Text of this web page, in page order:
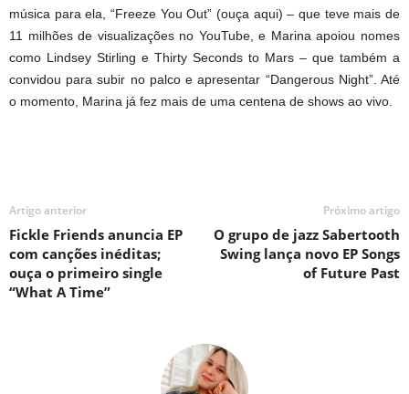
música para ela, “Freeze You Out” (ouça aqui) – que teve mais de
11 milhões de visualizações no YouTube, e Marina apoiou nomes
como Lindsey Stirling e Thirty Seconds to Mars – que também a
convidou para subir no palco e apresentar “Dangerous Night”. Até
o momento, Marina já fez mais de uma centena de shows ao vivo.
Artigo anterior
Fickle Friends anuncia EP
com canções inéditas;
ouça o primeiro single
“What A Time”
Próximo artigo
O grupo de jazz Sabertooth
Swing lança novo EP Songs
of Future Past